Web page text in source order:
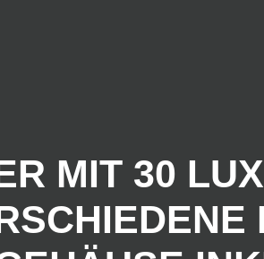
MIT 30